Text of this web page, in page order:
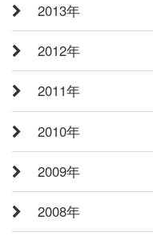
2013年
2012年
2011年
2010年
2009年
2008年